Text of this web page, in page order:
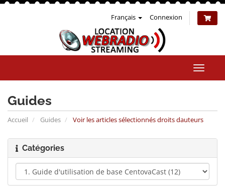
Français Connexion
la
Guides
Accueil Guides Voir les articles sélectionnés droits dauteurs
Catégories